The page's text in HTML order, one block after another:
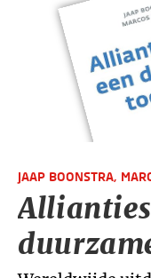
JAAP BOONSTRA,